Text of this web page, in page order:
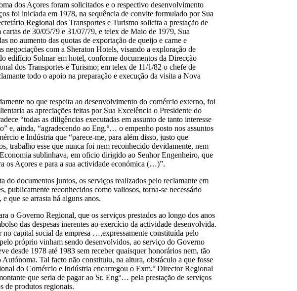
dos Açores foram solicitados e o respectivo desenvolvimento
foi iniciada em 1978, na sequência de convite formulado por Sua
Regional dos Transportes e Turismo solicita a prestação de
de 30/05/79 e 31/07/79, e telex de Maio de 1979, Sua
no aumento das quotas de exportação de queijo e carne e
com a Sheraton Hotels, visando a exploração de
edifício Solmar em hotel, conforme documentos da Direcção
dos Transportes e Turismo; em telex de 11/1/82 o chefe de
todo o apoio na preparação e execução da visita a Nova
no que respeita ao desenvolvimento do comércio externo, foi
as apreciações feitas por Sua Excelência o Presidente do
“todas as diligências executadas em assunto de tanto interesse
e, ainda, “agradecendo ao Eng.º… o empenho posto nos assuntos
e Indústria que “parece-me, para além disso, justo que
trabalho esse que nunca foi nem reconhecido devidamente, nem
sublinhava, em oficio dirigido ao Senhor Engenheiro, que
os Açores e para a sua actividade económica (…)”.
documentos juntos, os serviços realizados pelo reclamante em
reconhecidos como valiosos, torna-se necessário
que se arrasta há alguns anos.
o Governo Regional, que os serviços prestados ao longo dos anos
das despesas inerentes ao exercício da actividade desenvolvida.
capital social da empresa …,expressamente constituída pelo
próprio vinham sendo desenvolvidos, ao serviço do Governo
desde 1978 até 1983 sem receber quaisquer honorários nem, tão
Tal facto não constituiu, na altura, obstáculo a que fosse
do Comércio e Indústria encarregou o Exm.º Director Regional
que seria de pagar ao Sr. Engº… pela prestação de serviços
de produtos regionais.